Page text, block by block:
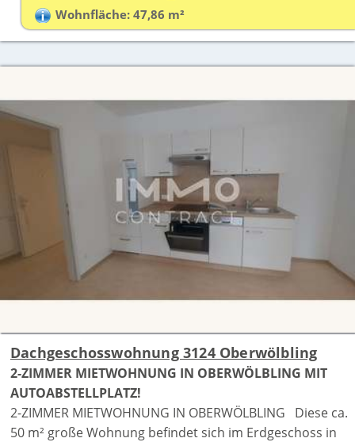
Wohnfläche: 47,86 m²
Dachgeschosswohnung 3124 Oberwölbling
2-ZIMMER MIETWOHNUNG IN OBERWÖLBLING MIT
AUTOABSTELLPLATZ!
2-ZIMMER MIETWOHNUNG IN OBERWÖLBLING Diese ca.
50 m² große Wohnung befindet sich im Erdgeschoss in